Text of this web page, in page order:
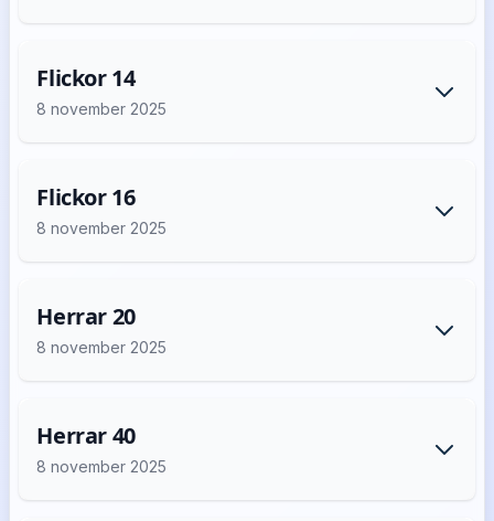
Flickor 14
8 november 2025
Flickor 16
8 november 2025
Herrar 20
8 november 2025
Herrar 40
8 november 2025